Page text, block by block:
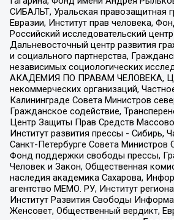
СИБАЛЬТ, Уральская правозащитная
Евразии, Институт прав человека,
Российский исследовательский
Дальневосточный центр развития
и социального партнерства,
независимых социологических
АКАДЕМИЯ ПО ПРАВАМ ЧЕЛОВЕКА,
некоммерческих организаций,
Калининграде Совета Министров
Гражданское содействие,
Центр Защиты Прав Средств
Институт развития прессы - Сибирь,
Санкт-Петербурге Совета Министров
Фонд поддержки свободы прессы,
Человек и Закон, Общественная
наследия академика Сахарова,
агентство МЕМО. РУ, Институт
Институт Развития Свободы
Женсовет, Общественный вердикт,